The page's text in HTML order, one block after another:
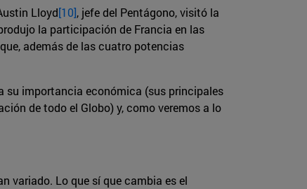
Lloyd[10], jefe del Pentágono, visitó la
la participación de Francia en las
además de las cuatro potencias
su importancia económica (sus principales
de todo el Globo) y, como veremos a lo
variado. Lo que sí que cambia es el